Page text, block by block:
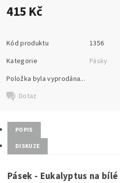
415 Kč
Kód produktu
1356
Kategorie
Pásky
Položka byla vyprodána...
Dotaz
POPIS
DISKUZE
Pásek - Eukalyptus na bílé